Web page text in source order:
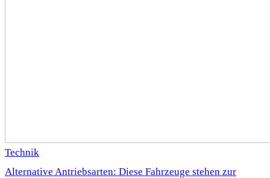
Technik
Alternative Antriebsarten: Diese Fahrzeuge stehen zur